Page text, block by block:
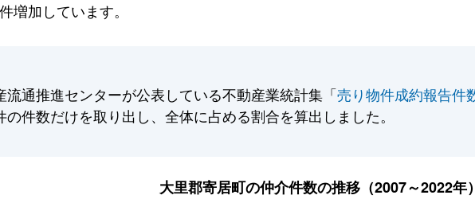
増加しています。
流通推進センターが公表している不動産業統計集「売り物件成約報告件
件数だけを取り出し、全体に占める割合を算出しました。
大里郡寄居町の仲介件数の推移（2007～2022年）